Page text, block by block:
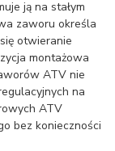
ją na stałym
zaworu określa
otwieranie
montażowa
ATV nie
na
ATV
bez konieczności